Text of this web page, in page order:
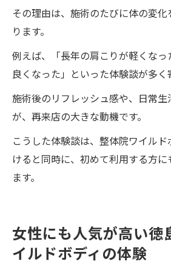
その理由は、施術のたびに体の変
ります。
例えば、「長年の肩こりが軽くな
良くなった」といった体験談が多く
施術後のリフレッシュ感や、日常
が、再来店の大きな動機です。
こうした体験談は、整体院ワイル
けると同時に、初めて利用する方
ます。
女性にも人気が高い徳
イルドボディの体験